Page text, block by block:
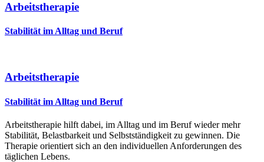
Arbeitstherapie
Stabilität im Alltag und Beruf
Arbeitstherapie
Stabilität im Alltag und Beruf
Arbeitstherapie hilft dabei, im Alltag und im Beruf wieder mehr
Stabilität, Belastbarkeit und Selbstständigkeit zu gewinnen. Die
Therapie orientiert sich an den individuellen Anforderungen des
täglichen Lebens.